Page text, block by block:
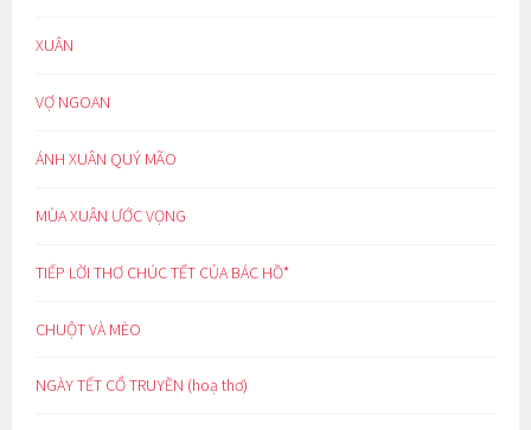
XUÂN
VỢ NGOAN
ÁNH XUÂN QUÝ MÃO
MÙA XUÂN ƯỚC VỌNG
TIẾP LỜI THƠ CHÚC TẾT CỦA BÁC HỒ*
CHUỘT VÀ MÈO
NGÀY TẾT CỔ TRUYỀN (hoạ thơ)